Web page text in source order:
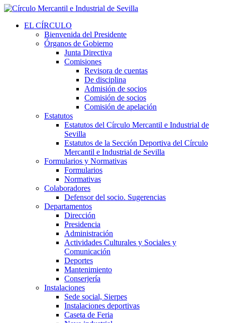
EL CÍRCULO
Bienvenida del Presidente
Órganos de Gobierno
Junta Directiva
Comisiones
Revisora de cuentas
De disciplina
Admisión de socios
Comisión de socios
Comisión de apelación
Estatutos
Estatutos del Círculo Mercantil e Industrial de
Sevilla
Estatutos de la Sección Deportiva del Círculo
Mercantil e Industrial de Sevilla
Formularios y Normativas
Formularios
Normativas
Colaboradores
Defensor del socio. Sugerencias
Departamentos
Dirección
Presidencia
Administración
Actividades Culturales y Sociales y
Comunicación
Deportes
Mantenimiento
Conserjería
Instalaciones
Sede social, Sierpes
Instalaciones deportivas
Caseta de Feria